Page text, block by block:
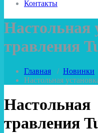
Контакты
Настольная
травления
Главная / Новинки
Настольная
травления